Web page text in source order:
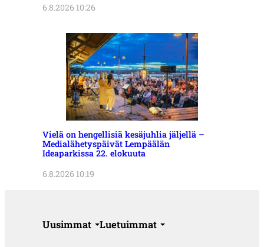
6.8.2026 10:26
Vielä on hengellisiä kesäjuhlia jäljellä –
Medialähetyspäivät Lempäälän
Ideaparkissa 22. elokuuta
6.8.2026 10:19
Uusimmat Luetuimmat